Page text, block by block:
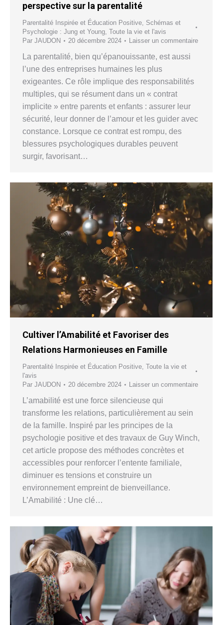
perspective sur la parentalité
Parentalité Inspirée et Éducation Positive, Schémas et
Psychologie : Jung et Young, Toute la vie et l'avis
Par JAUDON 20 décembre 2024 Laisser un commentaire
La parentalité, bien qu’épanouissante, est aussi
l’une des entreprises humaines les plus
exigeantes. Ce rôle implique des responsabilités
multiples, qui se résument dans un « contrat
implicite » entre parents et enfants : assurer leur
sécurité, leur donner de l’amour et les guider avec
constance. Lorsque ce contrat est rompu, des
blessures psychologiques durables peuvent
surgir, favorisant…
Cultiver l’Amabilité et Favoriser des
Relations Harmonieuses en Famille
Parentalité Inspirée et Éducation Positive, Toute la vie et
l'avis
Par JAUDON 20 décembre 2024 Laisser un commentaire
L’amabilité est une force silencieuse qui
transforme les relations, particulièrement au sein
de la famille. Inspiré par les principes de la
psychologie positive et des travaux de Guy Winch,
cet article propose des méthodes concrètes et
accessibles pour renforcer l’entente familiale,
diminuer es tensions et construire un
environnement empreint de bienveillance.
L’Amabilité : Une clé…